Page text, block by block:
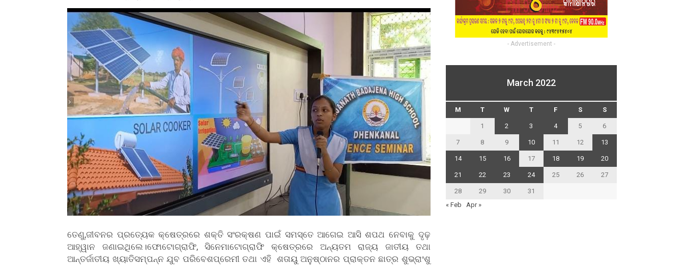
ତେଣୁ,ଜୀବନର ପ୍ରତ୍ୟେକ କ୍ଷେତ୍ରରେ ଶକ୍ତି ସଂରକ୍ଷଣ ପାଇଁ ସମସ୍ତେ ଆଗେଇ ଆସି ଶପଥ ନେବାକୁ ଦୃଢ଼
ଆହ୍ୱାନ ଜଣାଇଥିଲେ।ଫୋଟୋଗ୍ରାଫି, ସିନେମାଟୋଗ୍ରାଫି କ୍ଷେତ୍ରରେ ଅନ୍ୟତମ ରାଜ୍ୟ ଜାତୀୟ ତଥା
ଆନ୍ତର୍ଜାତୀୟ ଖ୍ୟାତିସମ୍ପନ୍ନ ଯୁବ ପରିବେଶପ୍ରେମୀ ତଥା ଏହି ଶତାୟୁ ଅନୁଷ୍ଠାନର ପ୍ରାକ୍ତନ ଛାତ୍ର ଶୁଭ୍ରାଂଶୁ
- Advertisement -
March 2022
M T W T F S S
1 2 3 4 5 6
7 8 9 10 11 12 13
14 15 16 17 18 19 20
21 22 23 24 25 26 27
28 29 30
31
« Feb
Apr »